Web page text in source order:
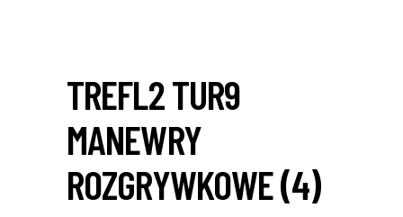
TREFL2 TUR9
MANEWRY
ROZGRYWKOWE (4)